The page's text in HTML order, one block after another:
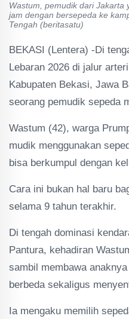
Wastum, pemudik dari Jakarta
jam dengan bersepeda ke
Tengah (beritasatu)
BEKASI (Lentera) -Di
Lebaran 2026 di jalur
Kabupaten Bekasi, Jawa
seorang pemudik sepeda
Wastum (42), warga
mudik menggunakan
bisa berkumpul dengan
Cara ini bukan hal baru
selama 9 tahun terakhir.
Di tengah dominasi
Pantura, kehadiran
sambil membawa
berbeda sekaligus
Ia mengaku memilih